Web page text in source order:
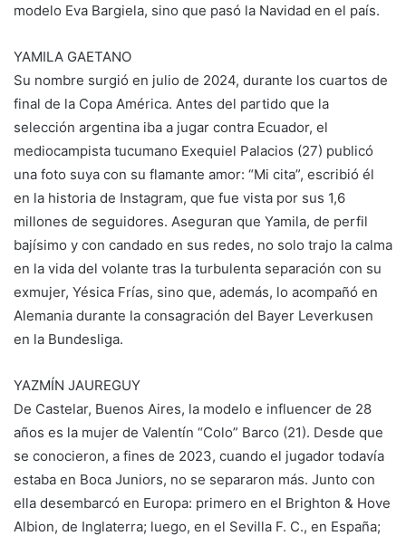
modelo Eva Bargiela, sino que pasó la Navidad en el país.
YAMILA GAETANO
Su nombre surgió en julio de 2024, durante los cuartos de
final de la Copa América. Antes del partido que la
selección argentina iba a jugar contra Ecuador, el
mediocampista tucumano Exequiel Palacios (27) publicó
una foto suya con su flamante amor: “Mi cita”, escribió él
en la historia de Instagram, que fue vista por sus 1,6
millones de seguidores. Aseguran que Yamila, de perfil
bajísimo y con candado en sus redes, no solo trajo la calma
en la vida del volante tras la turbulenta separación con su
exmujer, Yésica Frías, sino que, además, lo acompañó en
Alemania durante la consagración del Bayer Leverkusen
en la Bundesliga.
YAZMÍN JAUREGUY
De Castelar, Buenos Aires, la modelo e influencer de 28
años es la mujer de Valentín “Colo” Barco (21). Desde que
se conocieron, a fines de 2023, cuando el jugador todavía
estaba en Boca Juniors, no se separaron más. Junto con
ella desembarcó en Europa: primero en el Brighton & Hove
Albion, de Inglaterra; luego, en el Sevilla F. C., en España;